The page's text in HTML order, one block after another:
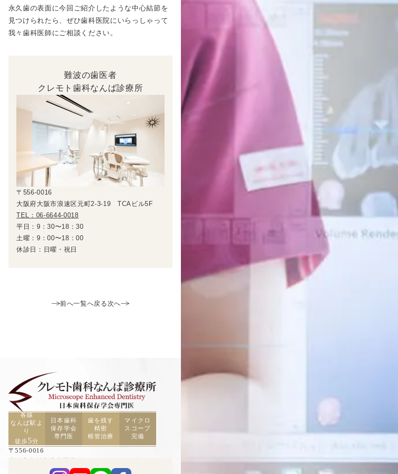
永久歯の表面に今回ご紹介したような中心結節を
見つけられたら、ぜひ歯科医院にいらっしゃって
我々歯科医師にご相談ください。
難波の歯医者
クレモト歯科なんば診療所
〒556-0016
大阪府大阪市浪速区元町2-3-19 TCAビル5F
TEL：06-6644-0018
平日：9：30〜18：30
土曜：9：00〜18：00
休診日：日曜・祝日
前へ一覧へ戻る 次へ
各線
なんば駅よ
り
徒歩5分
日本歯科
保存学会
専門医
歯を残す
精密
根管治療
マイクロ
スコープ
完備
〒556-0016